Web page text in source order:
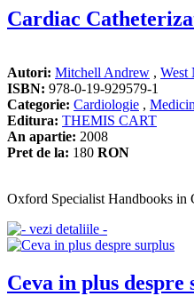
Cardiac
Autori: Mitchell Andrew , West
ISBN: 978-0-19-929579-1
Categorie: Cardiologie ,
Editura: THEMIS CART
An apartie: 2008
Pret de la: 180 RON
Oxford Specialist Handbooks in
Ceva in plus despre